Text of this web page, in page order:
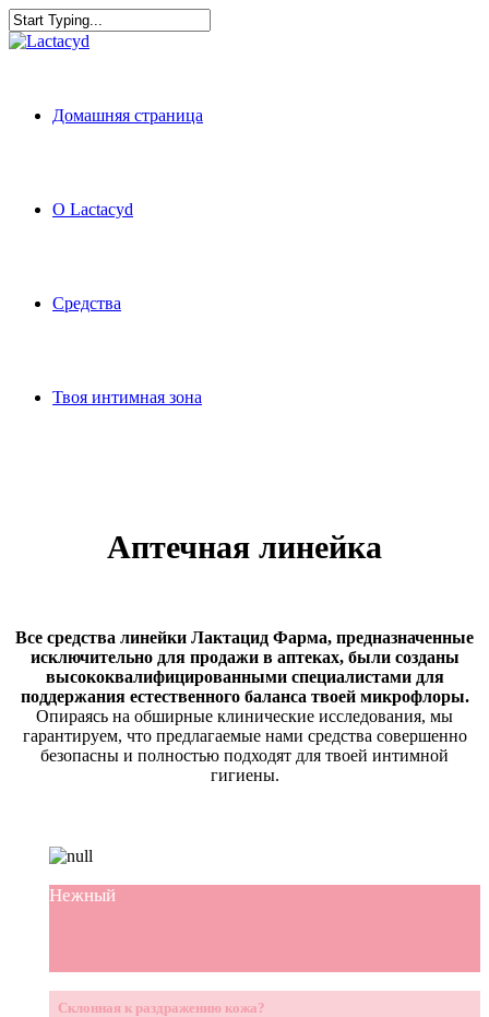
Skip
to
Close
Домашняя страница
O Lactacyd
Средства
Твоя интимная зона
Аптечная линейка
Все средства линейки Лактацид Фарма, предназначенные
исключительно для продажи в аптеках, были созданы
высококвалифицированными специалистами для
поддержания естественного баланса твоей микрофлоры.
Опираясь на обширные клинические исследования, мы
гарантируем, что предлагаемые нами средства совершенно
безопасны и полностью подходят для твоей интимной
гигиены.
Нежный
Склонная к раздражению кожа?